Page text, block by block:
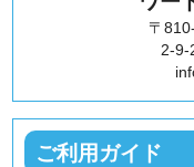
〒
2-9-
ご利用ガイド